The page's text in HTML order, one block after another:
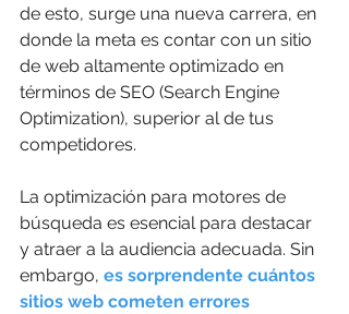
de esto, surge una nueva carrera, en
donde la meta es contar con un sitio
de web altamente optimizado en
términos de SEO (Search Engine
Optimization), superior al de tus
competidores.
La optimización para motores de
búsqueda es esencial para destacar
y atraer a la audiencia adecuada. Sin
embargo, es sorprendente cuántos
sitios web cometen errores